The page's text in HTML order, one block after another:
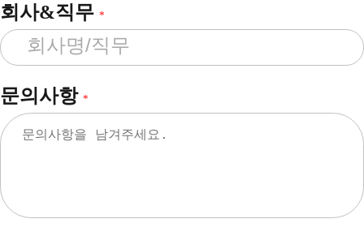
회사&직무 *
문의사항 *